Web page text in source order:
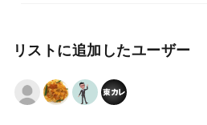
リストに追加したユーザー